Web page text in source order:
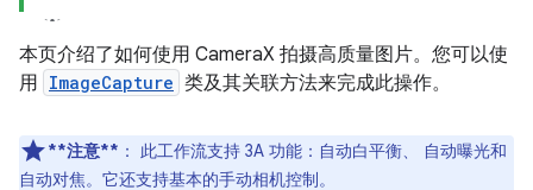
本页介绍了如何使用 CameraX 拍摄高质量图片。您可以使
用 ImageCapture 类及其关联方法来完成此操作。
**注意** ：
此工作流支持 3A 功能：自动白平衡、 自动曝光和
自动对焦。它还支持基本的手动相机控制。